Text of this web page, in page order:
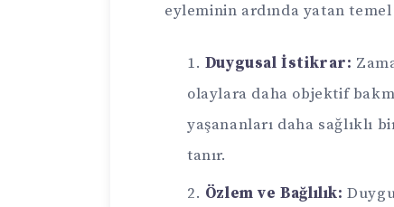
eyleminin ardında yatan
Duygusal İstikrar:
olaylara daha objektif
yaşananları daha sağlıklı
tanır.
Özlem ve Bağlılık: